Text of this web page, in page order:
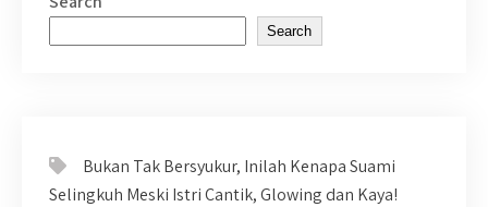
Search
Bukan Tak Bersyukur, Inilah Kenapa Suami
Selingkuh Meski Istri Cantik, Glowing dan Kaya!